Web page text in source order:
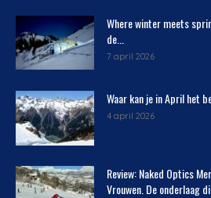
Where winter meets
de...
7 april 2026
Waar kan je in April het
4 april 2026
Review: Naked Optics
Vrouwen. De onderlaag